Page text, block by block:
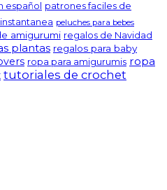
español patrones faciles de
peluches para bebes
amigurumi regalos de Navidad
plantas regalos para baby
ropa para amigurumis ropa
tutoriales de crochet